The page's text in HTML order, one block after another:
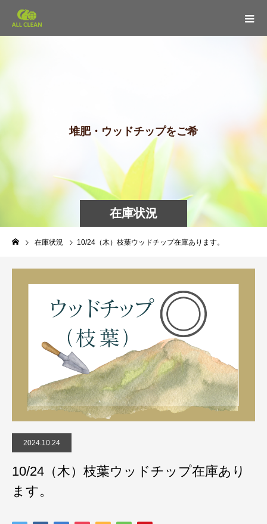
在庫状況
堆肥・ウ ッ ド チップをご希望
在庫状況 10/24（木）枝葉ウッドチップ在庫あります。
2024.10.24
10/24（木）枝葉ウッドチップ在庫あり
ます。